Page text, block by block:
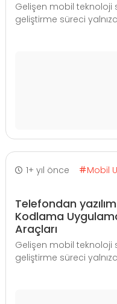
Gelişen mobil teknoloji
geliştirme süreci
1+ yıl önce Mobil
Telefondan
Kodlama
Araçları
Gelişen mobil teknoloji
geliştirme süreci